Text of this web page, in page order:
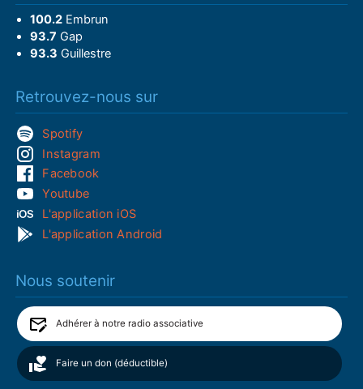
100.2Embrun
93.7 Gap
93.3 Guillestre
Retrouvez-nous sur
Spotify
Instagram
Facebook
Youtube
L'application iOS
L'application Android
Nous soutenir
Adhérer à notre radio associative
Faire un don (déductible)